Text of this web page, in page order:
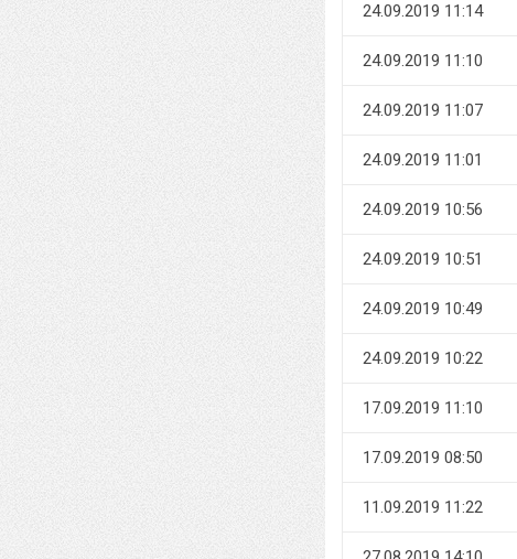
24.09.2019 11:14
24.09.2019 11:10
24.09.2019 11:07
24.09.2019 11:01
24.09.2019 10:56
24.09.2019 10:51
24.09.2019 10:49
24.09.2019 10:22
17.09.2019 11:10
17.09.2019 08:50
11.09.2019 11:22